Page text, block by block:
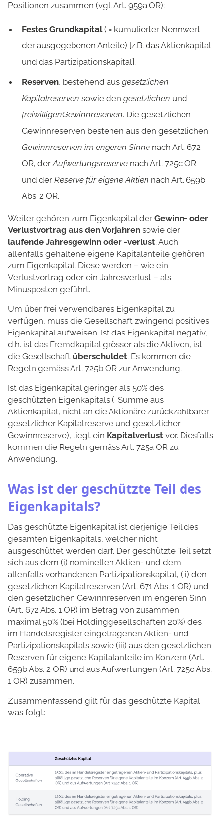
Positionen zusammen (vgl. Art. 959a OR):
Festes Grundkapital( = kumulierter Nennwert
der ausgegebenen Anteile) [z.B. das Aktienkapital
und das Partizipationskapital].
Reserven, bestehend aus gesetzlichen
Kapitalreserven sowie den gesetzlichen und
freiwilligenGewinnreserven. Die gesetzlichen
Gewinnreserven bestehen aus den gesetzlichen
Gewinnreserven im engeren Sinne nach Art. 672
OR, derAufwertungsreserve nach Art. 725c OR
und der Reserve für eigene Aktien nach Art. 659b
Abs. 2 OR.
Weiter gehören zum Eigenkapital der Gewinn- oder
Verlustvortrag aus den Vorjahren sowie der
laufende Jahresgewinn oder -verlust. Auch
allenfalls gehaltene eigene Kapitalanteile gehören
zum Eigenkapital. Diese werden – wie ein
Verlustvortrag oder ein Jahresverlust – als
Minusposten geführt.
Um über frei verwendbares Eigenkapital zu
verfügen, muss die Gesellschaft zwingend positives
Eigenkapital aufweisen. Ist das Eigenkapital negativ,
d.h. ist das Fremdkapital grösser als die Aktiven, ist
die Gesellschaft überschuldet. Es kommen die
Regeln gemäss Art. 725b OR zur Anwendung.
Ist das Eigenkapital geringer als 50% des
geschützten Eigenkapitals (=Summe aus
Aktienkapital, nicht an die Aktionäre zurückzahlbarer
gesetzlicher Kapitalreserve und gesetzlicher
Gewinnreserve), liegt ein Kapitalverlust vor. Diesfalls
kommen die Regeln gemäss Art. 725a OR zu
Anwendung.
Was ist der geschützte Teil des
Eigenkapitals?
Das geschützte Eigenkapital ist derjenige Teil des
gesamten Eigenkapitals, welcher nicht
ausgeschüttet werden darf. Der geschützte Teil setzt
sich aus dem (i) nominellen Aktien- und dem
allenfalls vorhandenen Partizipationskapital, (ii) den
gesetzlichen Kapitalreserven (Art. 671 Abs. 1 OR) und
den gesetzlichen Gewinnreserven im engeren Sinn
(Art. 672 Abs. 1 OR) im Betrag von zusammen
maximal 50% (bei Holdinggesellschaften 20%) des
im Handelsregister eingetragenen Aktien- und
Partizipationskapitals sowie (iii) aus den gesetzlichen
Reserven für eigene Kapitalanteile im Konzern (Art.
659b Abs. 2 OR) und aus Aufwertungen (Art. 725c Abs.
1 OR) zusammen.
Zusammenfassend gilt für das geschützte Kapital
was folgt: